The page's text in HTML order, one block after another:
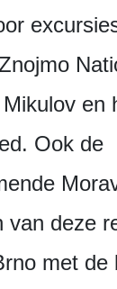
en
Ook de
van deze
met de